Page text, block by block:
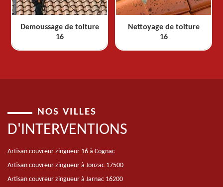
Demoussage de toiture
16
Nettoyage de toiture
16
NOS VILLES
D'INTERVENTIONS
Artisan couvreur zingueur 16 à Cognac
Artisan couvreur zingueur à Jonzac 17500
Artisan couvreur zingueur à Jarnac 16200